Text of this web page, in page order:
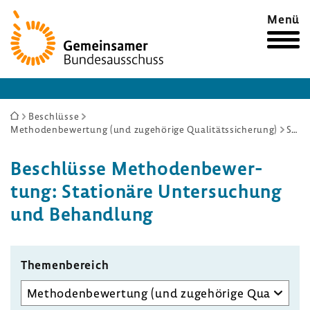
Zur
Startseite
Menü
Sie
sind
Beschlüsse
Methodenbewertung (und zugehörige Qualitätssicherung)
Stationäre Untersuchung und Behandlung
Beschlüsse Metho­den­be­wer­
tung: Statio­näre Unter­su­chung
und Behand­lung
Themen­be­reich
Unterausschuss
auswählen